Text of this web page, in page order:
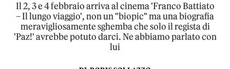
Il 2, 3 e 4 febbraio arriva al cinema 'Franco Battiato
– Il lungo viaggio', non un "biopic" ma una biografia
meravigliosamente sghemba che solo il regista di
'Paz!' avrebbe potuto darci. Ne abbiamo parlato con
lui